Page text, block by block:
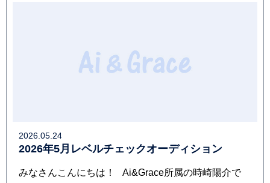
2026.05.24
2026年5月レベルチェックオーディション
みなさんこんにちは！ Ai&Grace所属の時崎陽介で